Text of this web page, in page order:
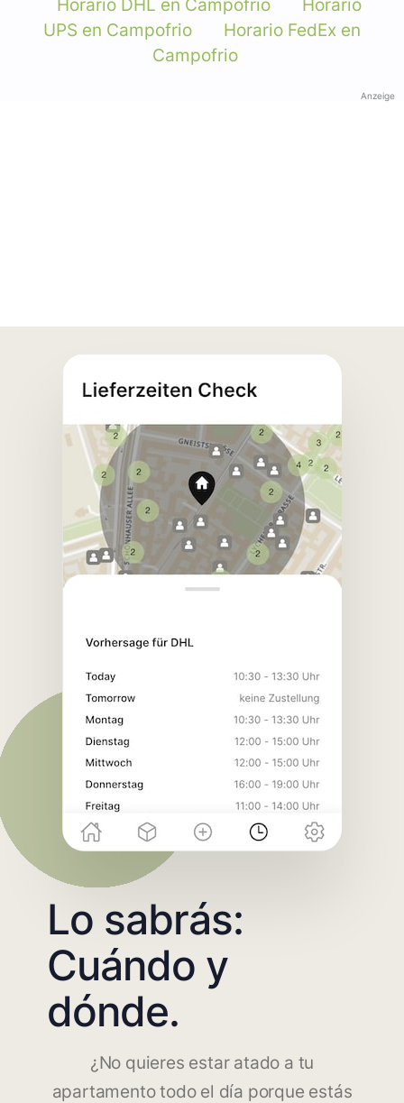
Horario DHL en Campofrio
Horario
UPS en Campofrio
Horario FedEx en
Campofrio
Anzeige
Lo sabrás:
Cuándo y
dónde.
¿No quieres estar atado a tu
apartamento todo el día porque estás